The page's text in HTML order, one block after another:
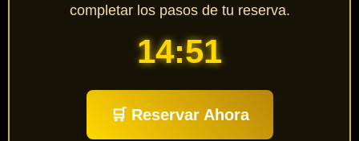
completar los pasos de tu reserva.
14:50
🛒 Reservar Ahora